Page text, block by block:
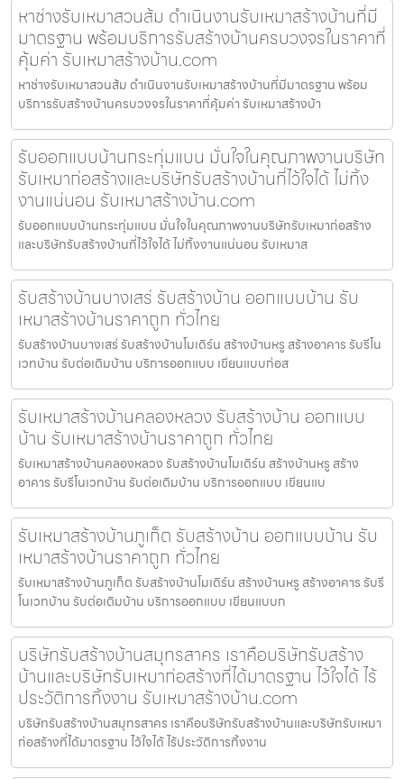
หาช่างรับเหมาสวนส้ม ดำเนินงานรับเหมาสร้างบ้านที่มี
มาตรฐาน พร้อมบริการรับสร้างบ้านครบวงจรในราคาที่
คุ้มค่า รับเหมาสร้างบ้าน.com
หาช่างรับเหมาสวนส้ม ดำเนินงานรับเหมาสร้างบ้านที่มีมาตรฐาน พร้อม
บริการรับสร้างบ้านครบวงจรในราคาที่คุ้มค่า รับเหมาสร้างบ้า
รับออกแบบบ้านกระทุ่มแบน มั่นใจในคุณภาพงานบริษัท
รับเหมาก่อสร้างและบริษัทรับสร้างบ้านที่ไว้ใจได้ ไม่ทิ้ง
งานแน่นอน รับเหมาสร้างบ้าน.com
รับออกแบบบ้านกระทุ่มแบน มั่นใจในคุณภาพงานบริษัทรับเหมาก่อสร้าง
และบริษัทรับสร้างบ้านที่ไว้ใจได้ ไม่ทิ้งงานแน่นอน รับเหมาส
รับสร้างบ้านบางเสร่ รับสร้างบ้าน ออกแบบบ้าน รับ
เหมาสร้างบ้านราคาถูก ทั่วไทย
รับสร้างบ้านบางเสร่ รับสร้างบ้านโมเดิร์น สร้างบ้านหรู สร้างอาคาร รับรีโน
เวทบ้าน รับต่อเติมบ้าน บริการออกแบบ เขียนแบบก่อส
รับเหมาสร้างบ้านคลองหลวง รับสร้างบ้าน ออกแบบ
บ้าน รับเหมาสร้างบ้านราคาถูก ทั่วไทย
รับเหมาสร้างบ้านคลองหลวง รับสร้างบ้านโมเดิร์น สร้างบ้านหรู สร้าง
อาคาร รับรีโนเวทบ้าน รับต่อเติมบ้าน บริการออกแบบ เขียนแบ
รับเหมาสร้างบ้านภูเก็ต รับสร้างบ้าน ออกแบบบ้าน รับ
เหมาสร้างบ้านราคาถูก ทั่วไทย
รับเหมาสร้างบ้านภูเก็ต รับสร้างบ้านโมเดิร์น สร้างบ้านหรู สร้างอาคาร รับรี
โนเวทบ้าน รับต่อเติมบ้าน บริการออกแบบ เขียนแบบก
บริษัทรับสร้างบ้านสมุทรสาคร เราคือบริษัทรับสร้าง
บ้านและบริษัทรับเหมาก่อสร้างที่ได้มาตรฐาน ไว้ใจได้ ไร้
ประวัติการทิ้งงาน รับเหมาสร้างบ้าน.com
บริษัทรับสร้างบ้านสมุทรสาคร เราคือบริษัทรับสร้างบ้านและบริษัทรับเหมา
ก่อสร้างที่ได้มาตรฐาน ไว้ใจได้ ไร้ประวัติการทิ้งงาน